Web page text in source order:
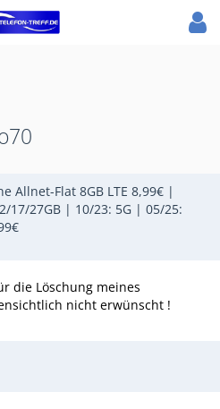
Allnet-Flat 8GB LTE 8,99€ |
17/27GB | 10/23: 5G | 05/25:
die Löschung meines
nicht erwünscht !